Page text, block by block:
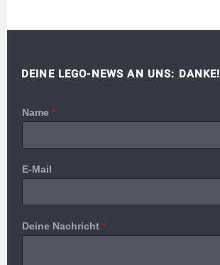
DEINE LEGO-NEWS AN UNS: DANKE!
Name *
E-Mail
Deine Nachricht *